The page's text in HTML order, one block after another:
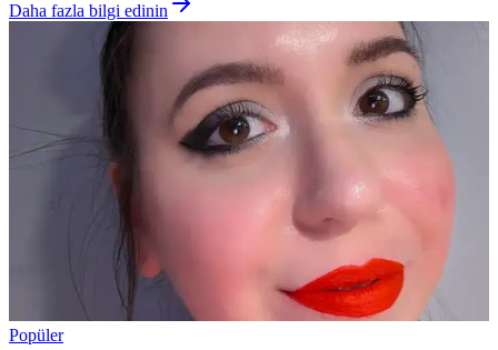
Daha fazla bilgi edinin
Popüler